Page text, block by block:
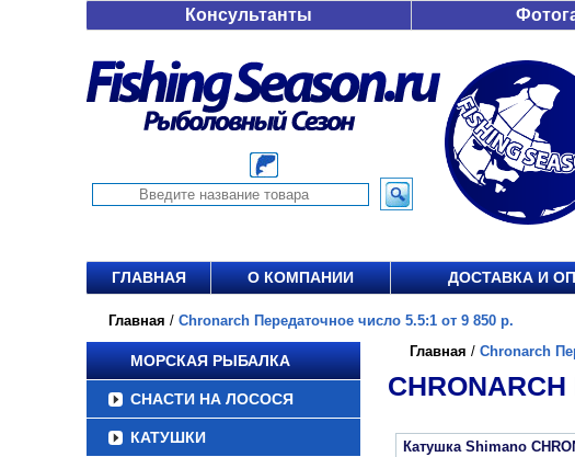
Консультанты
ГЛАВНАЯ О КОМПАНИИ ДОСТАВКА И
Главная / Chronarch Передаточное число 5.5:1 от 9 850 р.
МОРСКАЯ РЫБАЛКА
СНАСТИ НА ЛОСОСЯ
КАТУШКИ
Главная / Chronarch
Катушка Shimano